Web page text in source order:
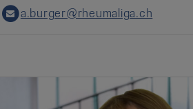
Emaila.burger@rheumaliga.ch